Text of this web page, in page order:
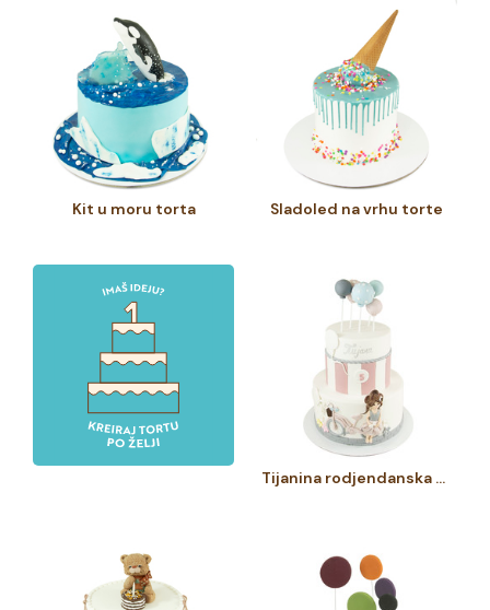
Kit u moru torta Sladoled na vrhu torte
Tijanina rodjendanska torta